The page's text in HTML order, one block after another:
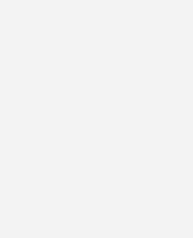
um fünf Prozent, wenn
Sanierungsfahrplans
Sanierer beispielsweise
ersetzen. Dann erhalten sie
sondern mit dem
Prozent.